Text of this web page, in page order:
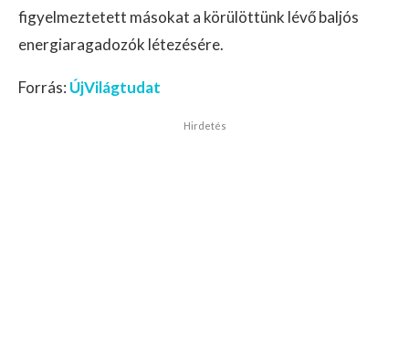
figyelmeztetett másokat a körülöttünk lévő baljós
energiaragadozók létezésére.
Forrás: ÚjVilágtudat
Hirdetés